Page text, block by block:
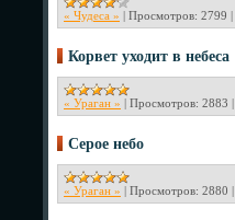
« Чудеса » | Просмотров: 2799 |
Корвет уходит в небеса
« Ураган » | Просмотров: 2883 |
Серое небо
« Ураган » | Просмотров: 2880 |